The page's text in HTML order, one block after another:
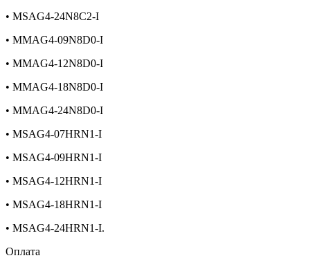
• MSAG4-24N8C2-I
• MMAG4-09N8D0-I
• MMAG4-12N8D0-I
• MMAG4-18N8D0-I
• MMAG4-24N8D0-I
• MSAG4-07HRN1-I
• MSAG4-09HRN1-I
• MSAG4-12HRN1-I
• MSAG4-18HRN1-I
• MSAG4-24HRN1-I.
Оплата